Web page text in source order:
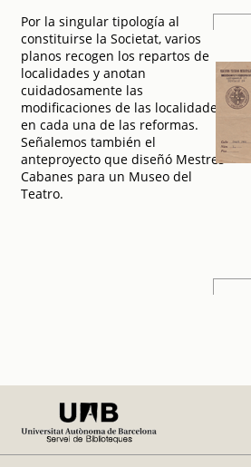
Por la singular tipología al
constituirse la Societat, varios
planos recogen los repartos de
localidades y anotan
cuidadosamente las
modificaciones de las localidades
en cada una de las reformas.
Señalemos también el
anteproyecto que diseñó Mestres
Cabanes para un Museo del
Teatro.